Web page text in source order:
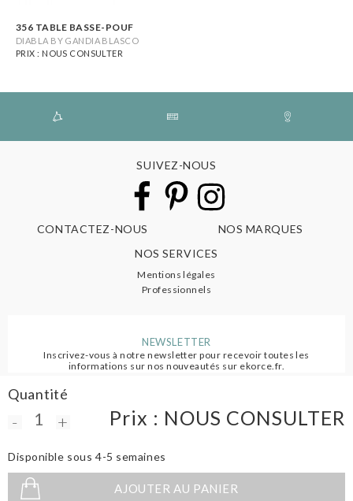
Quantité
- + Prix : NOUS CONSULTER
Disponible sous 4-5 semaines
AJOUTER AU PANIER
356 TABLE BASSE-POUF
DIABLA BY GANDIA BLASCO
PRIX : NOUS CONSULTER
SUIVEZ-NOUS
CONTACTEZ-NOUS
NOS MARQUES
NOS SERVICES
Mentions légales
Professionnels
NEWSLETTER
Inscrivez-vous à notre newsletter pour recevoir toutes les
informations sur nos nouveautés sur ekorce.fr.